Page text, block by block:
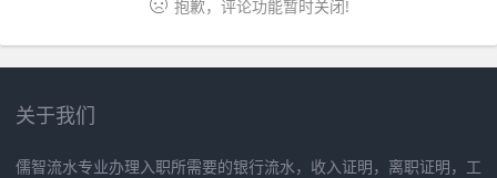
抱歉，评论功能暂时关闭!
关于我们
儒智流水专业办理入职所需要的银行流水，收入证明，离职证明，工